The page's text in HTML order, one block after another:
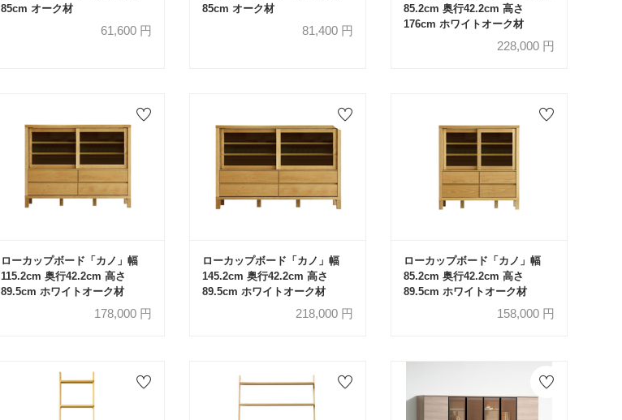
85cm オーク材
61,600 円
85cm オーク材
81,400 円
85.2cm 奥行42.2cm 高さ
176cm ホワイトオーク材
228,000 円
ローカップボード「カノ」幅
115.2cm 奥行42.2cm 高さ
89.5cm ホワイトオーク材
178,000 円
ローカップボード「カノ」幅
145.2cm 奥行42.2cm 高さ
89.5cm ホワイトオーク材
218,000 円
ローカップボード「カノ」幅
85.2cm 奥行42.2cm 高さ
89.5cm ホワイトオーク材
158,000 円